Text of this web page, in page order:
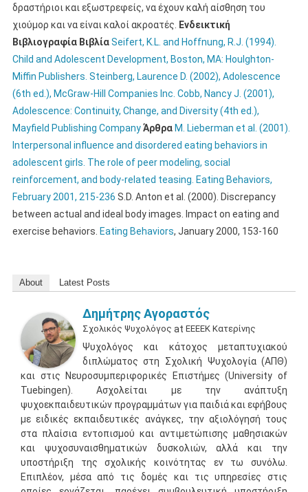
δραστήριοι και εξωστρεφείς, να έχουν καλή αίσθηση του
χιούμορ και να είναι καλοί ακροατές.
Ενδεικτική
Βιβλιογραφία ΒιβλίαSeifert, K.L. and Hoffnung, R.J. (1994).
Child and Adolescent Development, Boston, MA: Houlghton-
Miffin Publishers. Steinberg, Laurence D. (2002), Adolescence
(6th ed.), McGraw-Hill Companies Inc. Cobb, Nancy J. (2001),
Adolescence: Continuity, Change, and Diversity (4th ed.),
Mayfield Publishing CompanyΆρθρα M. Lieberman et al. (2001).
Interpersonal influence and disordered eating behaviors in
adolescent girls. The role of peer modeling, social
reinforcement, and body-related teasing. Eating Behaviors,
February 2001, 215-236 S.D. Anton et al. (2000). Discrepancy
between actual and ideal body images. Impact on eating and
exercise behaviors. Eating Behaviors, January 2000, 153-160
About Latest Posts
Δημήτρης Αγοραστός
Σχολικός Ψυχολόγος at ΕΕΕΕΚ Κατερίνης
Ψυχολόγος και κάτοχος μεταπτυχιακού
διπλώματος στη Σχολική Ψυχολογία (ΑΠΘ)
και στις Νευροσυμπεριφορικές Επιστήμες (University of
Tuebingen). Ασχολείται με την ανάπτυξη
ψυχοεκπαιδευτικών προγραμμάτων για παιδιά και εφήβους
με ειδικές εκπαιδευτικές ανάγκες, την αξιολόγησή τους
στα πλαίσια εντοπισμού και αντιμετώπισης μαθησιακών
και ψυχοσυναισθηματικών δυσκολιών, αλλά και την
υποστήριξη της σχολικής κοινότητας εν τω συνόλω.
Επιπλέον, μέσα από τις δομές και τις υπηρεσίες στις